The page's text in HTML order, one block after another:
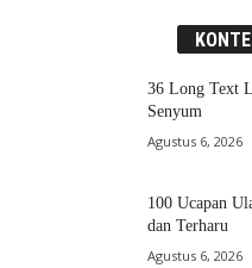
36 Long Text
Senyum
Agustus 6, 2026
100 Ucapan
dan Terharu
Agustus 6, 2026